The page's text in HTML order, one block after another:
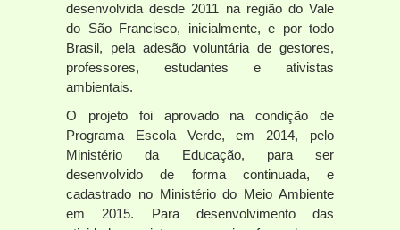
desenvolvida desde 2011 na região do Vale
do São Francisco, inicialmente, e por todo
Brasil, pela adesão voluntária de gestores,
professores, estudantes e ativistas
ambientais.
O projeto foi aprovado na condição de
Programa Escola Verde, em 2014, pelo
Ministério da Educação, para ser
desenvolvido de forma continuada, e
cadastrado no Ministério do Meio Ambiente
em 2015. Para desenvolvimento das